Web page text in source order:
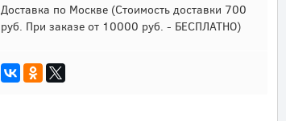
Доставка по Москве (Стоимость доставки 700
руб. При заказе от 10000 руб. - БЕСПЛАТНО)